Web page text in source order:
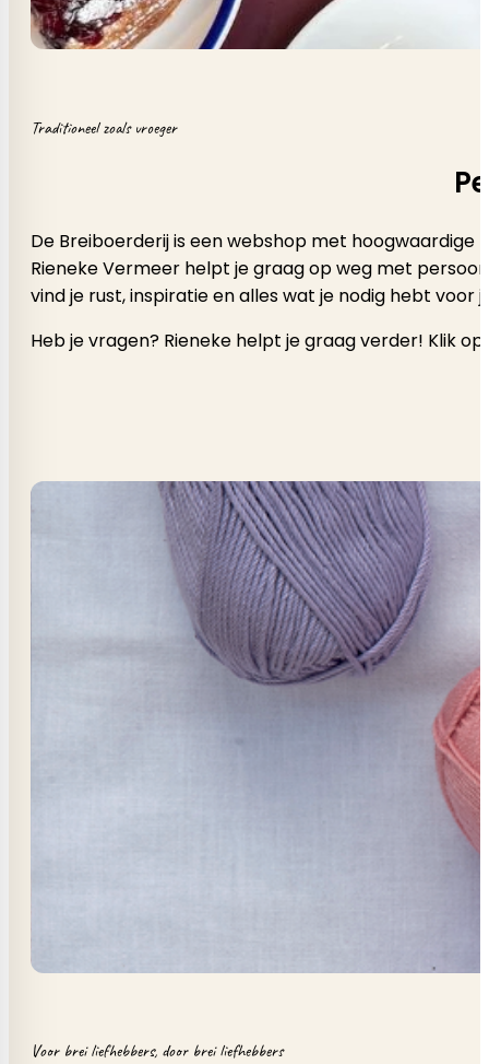
Traditioneel zoals vroeger
De Breiboerderij is een webshop met
Rieneke Vermeer helpt je graag op weg met
vind je rust, inspiratie en alles wat je nodig hebt voor
Heb je vragen? Rieneke helpt je graag verder! Klik
Voor brei liefhebbers, door brei liefhebbers